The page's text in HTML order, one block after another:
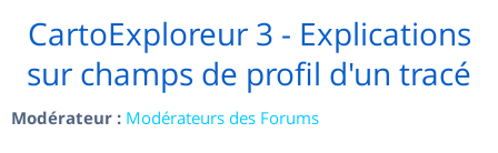
CartoExploreur 3 - Explications
sur champs de profil d'un tracé
Modérateur : Modérateurs des Forums